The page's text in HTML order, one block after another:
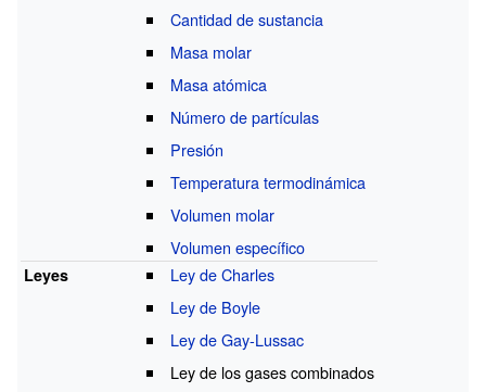
Cantidad de sustancia
Masa molar
Masa atómica
Número de partículas
Presión
Temperatura termodinámica
Volumen molar
Volumen específico
Leyes
Ley de Charles
Ley de Boyle
Ley de Gay-Lussac
Ley de los gases combinados